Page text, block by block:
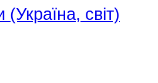
світ)